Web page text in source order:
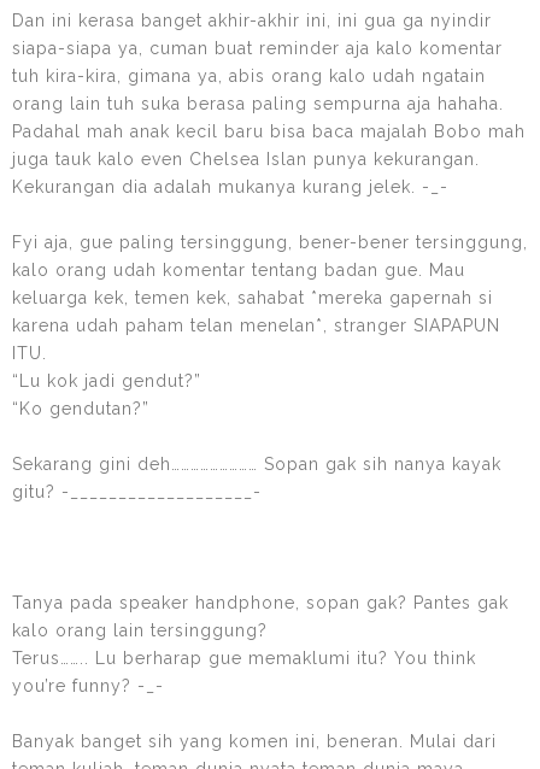
Dan ini kerasa banget akhir-akhir ini, ini gua ga nyindir
siapa-siapa ya, cuman buat reminder aja kalo komentar
tuh kira-kira, gimana ya, abis orang kalo udah ngatain
orang lain tuh suka berasa paling sempurna aja hahaha.
Padahal mah anak kecil baru bisa baca majalah Bobo mah
juga tauk kalo even Chelsea Islan punya kekurangan.
Kekurangan dia adalah mukanya kurang jelek. -_-
Fyi aja, gue paling tersinggung, bener-bener tersinggung,
kalo orang udah komentar tentang badan gue. Mau
keluarga kek, temen kek, sahabat *mereka gapernah si
karena udah paham telan menelan*, stranger SIAPAPUN
ITU.
“Lu kok jadi gendut?”
“Ko gendutan?”
Sekarang gini deh……………………… Sopan gak sih nanya kayak
gitu? -___________________-
Tanya pada speaker handphone, sopan gak? Pantes gak
kalo orang lain tersinggung?
Terus…….. Lu berharap gue memaklumi itu? You think
you’re funny? -_-
Banyak banget sih yang komen ini, beneran. Mulai dari